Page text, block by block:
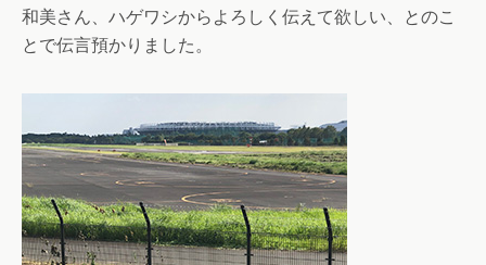
和美さん、ハゲワシからよろしく伝えて欲しい、とのこ
とで伝言預かりました。